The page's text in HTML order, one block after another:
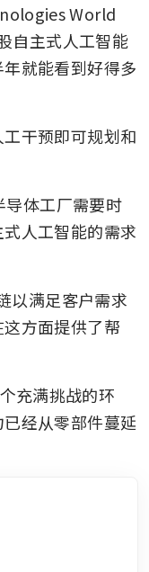
World
自主式人工智能
就能看到好得多
干预即可规划和
导体工厂需要时
人工智能的需求
以满足客户需求
方面提供了帮
充满挑战的环
经从零部件蔓延